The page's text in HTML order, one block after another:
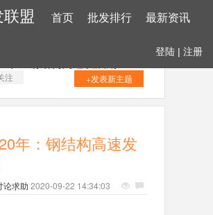
盟 首页 批发排行 最新资讯
登陆 | 注册
注 +发表新主题
年：钢结构高速发
论求助 2020-09-22 14:34:03